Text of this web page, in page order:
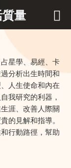
量
星學、易經、卡
分析出生時間和
人生使命和內在
我研究的利器，
涯、改善人際關
的見解和指導。
行動路徑，幫助